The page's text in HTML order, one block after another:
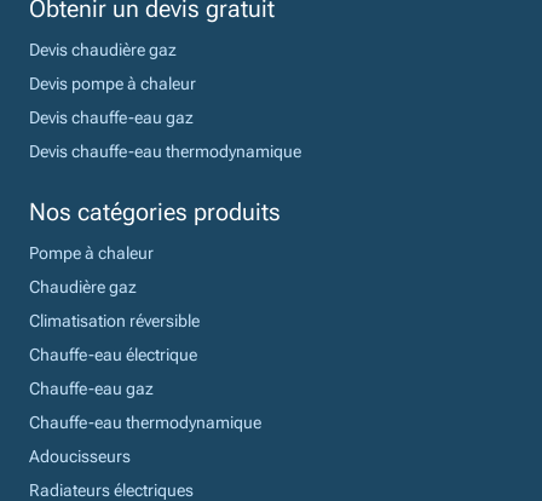
Obtenir un devis gratuit
Devis chaudière gaz
Devis pompe à chaleur
Devis chauffe-eau gaz
Devis chauffe-eau thermodynamique
Nos catégories produits
Pompe à chaleur
Chaudière gaz
Climatisation réversible
Chauffe-eau électrique
Chauffe-eau gaz
Chauffe-eau thermodynamique
Adoucisseurs
Radiateurs électriques